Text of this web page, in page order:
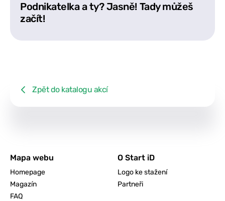
Podnikatelka a ty? Jasně! Tady můžeš
začít!
Zpět do katalogu akcí
Mapa webu
Homepage
Magazín
FAQ
O Start iD
Logo ke stažení
Partneři